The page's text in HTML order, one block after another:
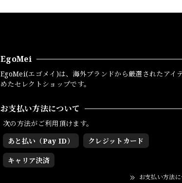
EgoMei
EgoMei(エゴメイ)は、海外ブランドから厳選されたアイ
めたセレクトショップです。
お支払い方法について
次の方法がご利用頂けます。
あと払い（Pay ID）
クレジットカード
キャリア決済
お支払い方法